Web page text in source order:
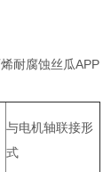
耐腐蚀丝瓜APP
与电机轴联接形
式